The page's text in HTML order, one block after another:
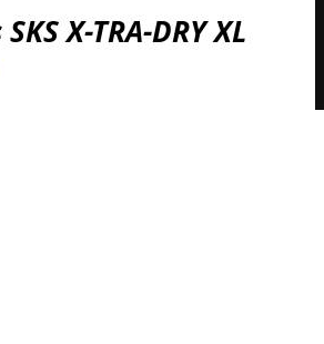
X-TRA-DRY XL